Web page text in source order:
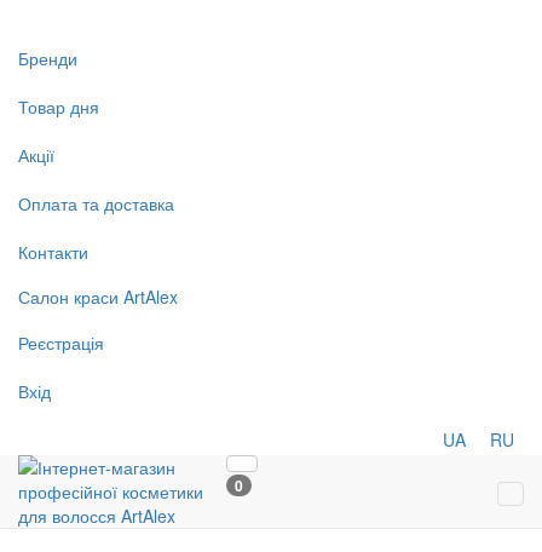
Бренди
Товар дня
Акції
Оплата та доставка
Контакти
Салон краси ArtAlex
Реєстрація
Вхід
UA RU
0